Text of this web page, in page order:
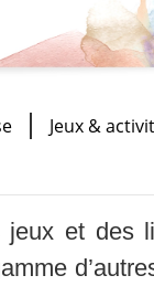
Jeux &
jeux et des